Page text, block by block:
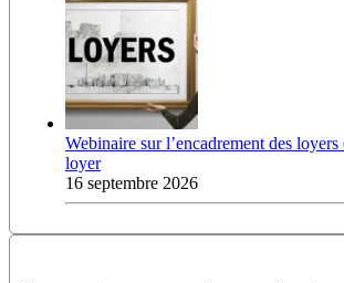
Webinaire sur l’encadrement des
loyer
16 septembre 2026